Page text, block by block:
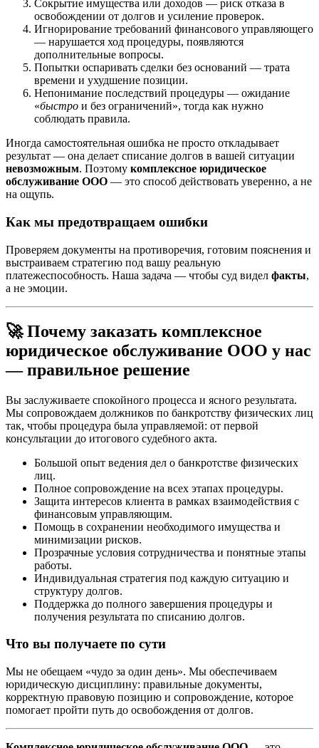
Сокрытие имущества или доходов — риск отказа в
освобождении от долгов и усиление проверок.
Игнорирование требований финансового управляющего
— нарушается ход процедуры, появляются
дополнительные вопросы.
Попытки оспаривать сделки без оснований — трата
времени и ухудшение позиции.
Непонимание последствий процедуры — ожидание
«быстро и без ограничений», тогда как нужно
соблюдать правила.
Иногда самостоятельная ошибка не просто откладывает
результат — она делает списание долгов в вашей ситуации
невозможным. Поэтому комплексное юридическое
обслуживание ООО — это способ действовать уверенно, а не
на ощупь.
Как мы предотвращаем ошибки
Проверяем документы на противоречия, готовим пояснения и
выстраиваем стратегию под вашу реальную
платежеспособность. Наша задача — чтобы суд видел факты,
а не эмоции.
🚀 Почему заказать комплексное
юридическое обслуживание ООО у нас
— правильное решение
Вы заслуживаете спокойного процесса и ясного результата.
Мы сопровождаем должников по банкротству физических лиц
так, чтобы процедура была управляемой: от первой
консультации до итогового судебного акта.
Большой опыт ведения дел о банкротстве физических
лиц.
Полное сопровождение на всех этапах процедуры.
Защита интересов клиента в рамках взаимодействия с
финансовым управляющим.
Помощь в сохранении необходимого имущества и
минимизации рисков.
Прозрачные условия сотрудничества и понятные этапы
работы.
Индивидуальная стратегия под каждую ситуацию и
структуру долгов.
Поддержка до полного завершения процедуры и
получения результата по списанию долгов.
Что вы получаете по сути
Мы не обещаем «чудо за один день». Мы обеспечиваем
юридическую дисциплину: правильные документы,
корректную правовую позицию и сопровождение, которое
помогает пройти путь до освобождения от долгов.